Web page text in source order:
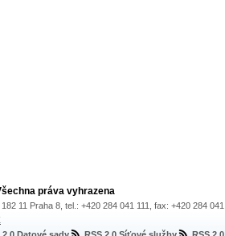
práva vyhrazena
11 Praha 8, tel.: +420 284 041 111, fax: +420 284